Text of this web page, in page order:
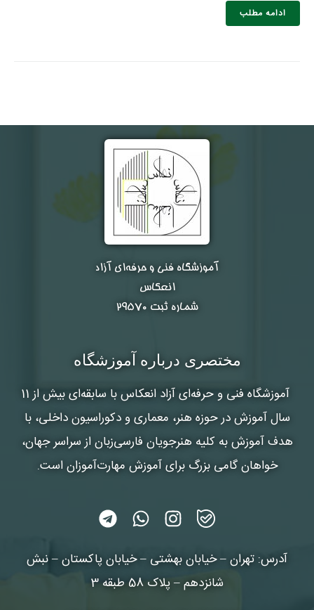
ادامه مطلب
آموزشگاه فنی و حرفه‌ای آزاد
انعکاس
شماره ثبت ۲۹۵۷۰
مختصری درباره آموزشگاه
آموزشگاه فنی و حرفه‌ای آزاد انعکاس
با سابقه‌ای بیش از 11
سال آموزش در حوزه هنر، معماری و دکوراسیون داخلی، با
هدف آموزش به کلیه هنرجویان فارسی‌زبان از سراسر جهان،
خواهان گامی بزرگ برای آموزش مهارت‌آموزان است.
آدرس: تهران – خیابان بهشتی – خیابان پاکستان – نبش
شانزدهم – پلاک 58 طبقه 3